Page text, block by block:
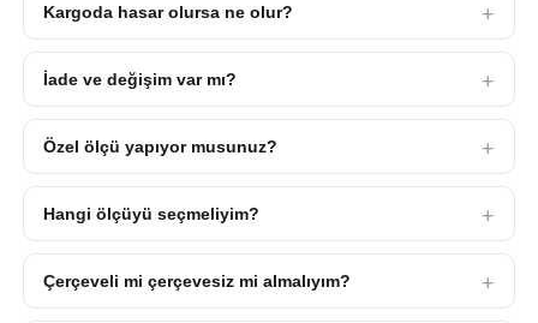
Kargoda hasar olursa ne olur?
İade ve değişim var mı?
Özel ölçü yapıyor musunuz?
Hangi ölçüyü seçmeliyim?
Çerçeveli mi çerçevesiz mi almalıyım?